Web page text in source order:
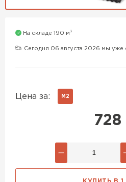
На складе 190 м3
Сегодня 06 августа 2026 мы уже
Цена за: М2
728